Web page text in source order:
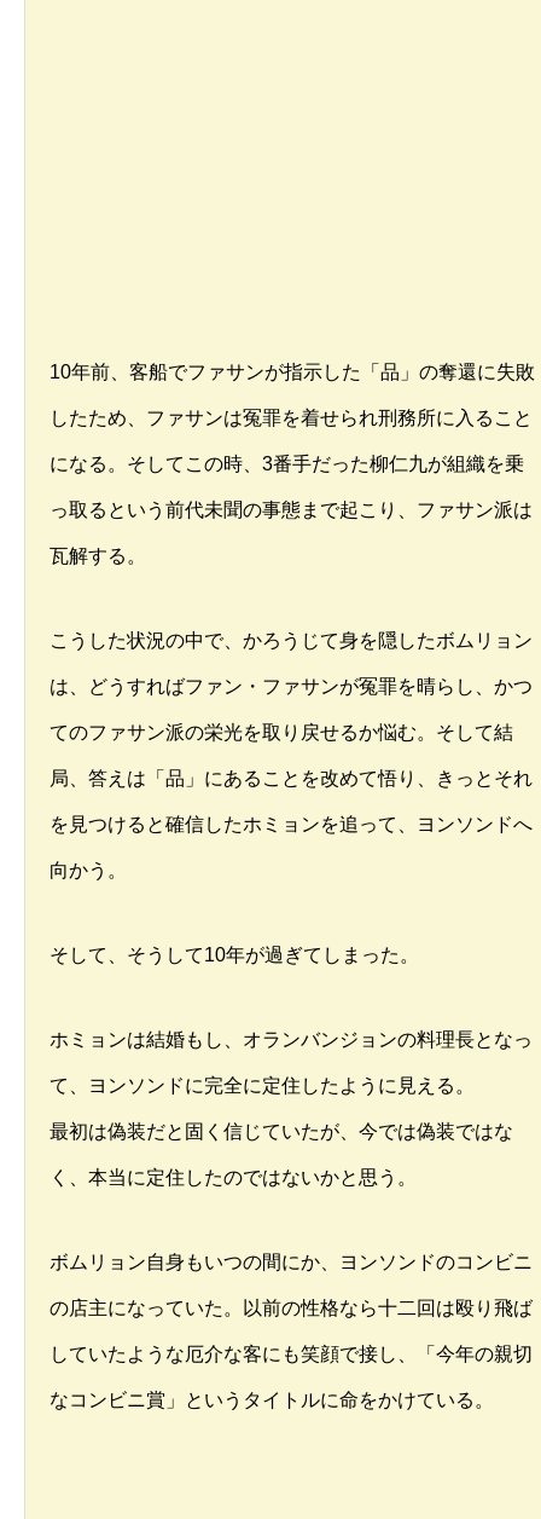
10年前、客船でファサンが指示した「品」の奪還に失敗
したため、ファサンは冤罪を着せられ刑務所に入ること
になる。そしてこの時、3番手だった柳仁九が組織を乗
っ取るという前代未聞の事態まで起こり、ファサン派は
瓦解する。
こうした状況の中で、かろうじて身を隠したボムリョン
は、どうすればファン・ファサンが冤罪を晴らし、かつ
てのファサン派の栄光を取り戻せるか悩む。そして結
局、答えは「品」にあることを改めて悟り、きっとそれ
を見つけると確信したホミョンを追って、ヨンソンドへ
向かう。
そして、そうして10年が過ぎてしまった。
ホミョンは結婚もし、オランバンジョンの料理長となっ
て、ヨンソンドに完全に定住したように見える。
最初は偽装だと固く信じていたが、今では偽装ではな
く、本当に定住したのではないかと思う。
ボムリョン自身もいつの間にか、ヨンソンドのコンビニ
の店主になっていた。以前の性格なら十二回は殴り飛ば
していたような厄介な客にも笑顔で接し、「今年の親切
なコンビニ賞」というタイトルに命をかけている。